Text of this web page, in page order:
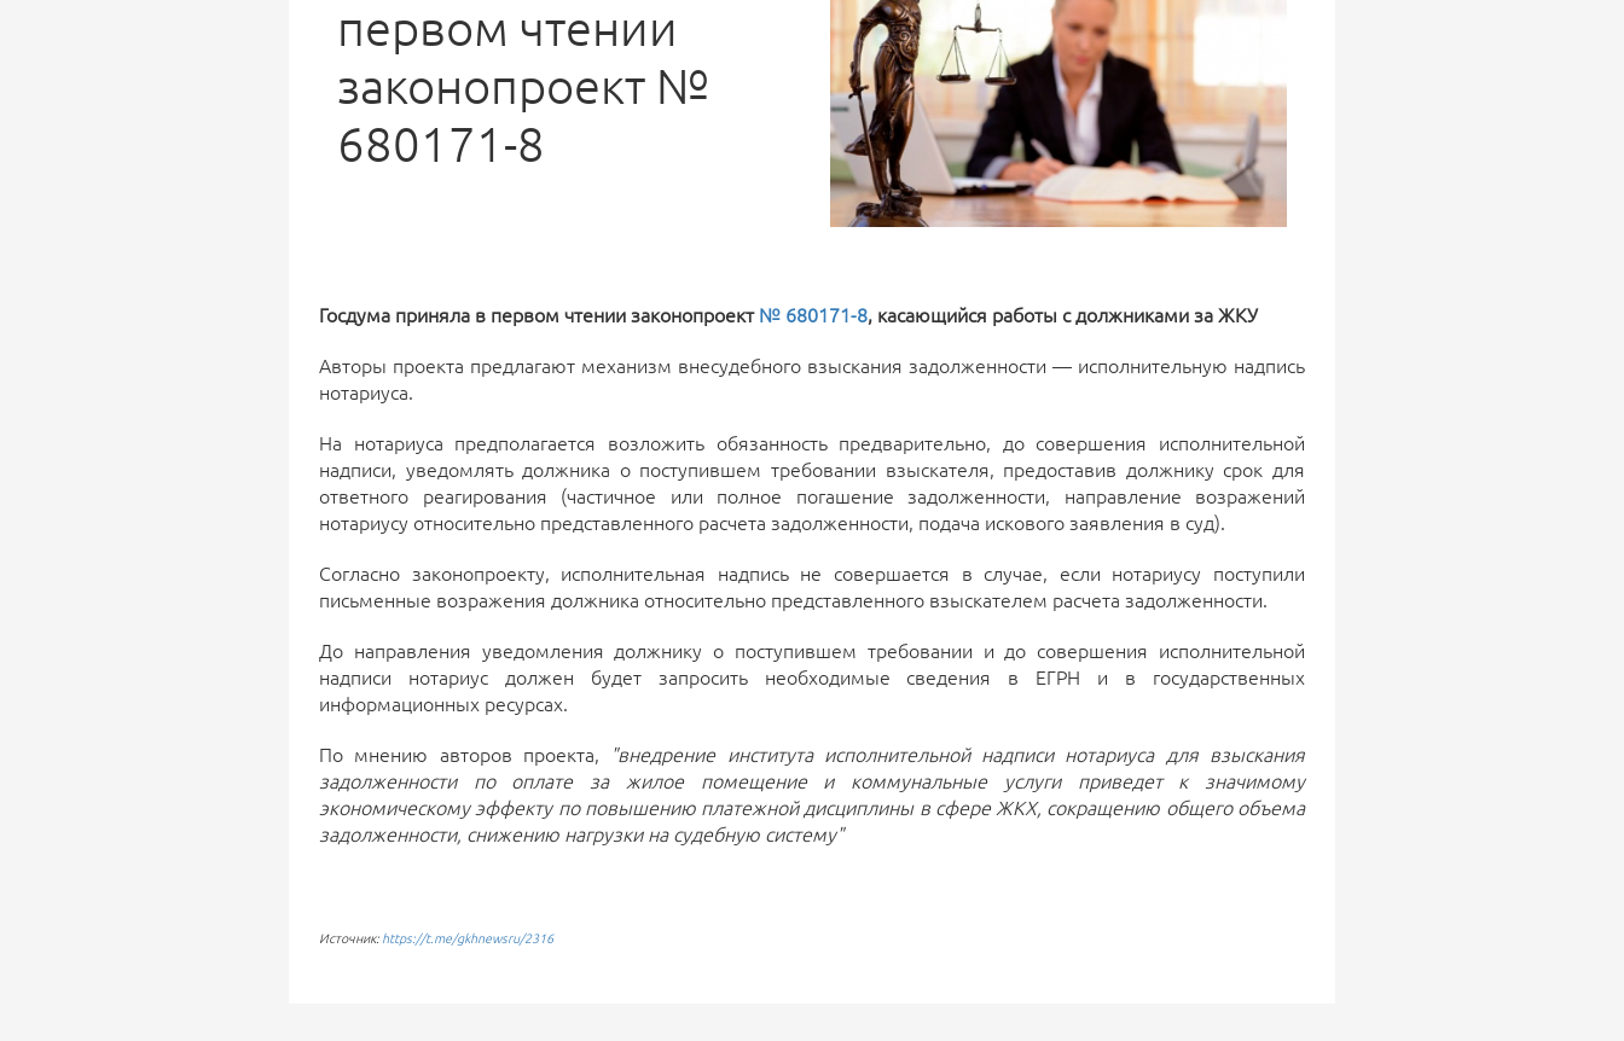
первом чтении
законопроект №
680171-8
Госдума приняла в первом чтении законопроект № 680171-8, касающийся работы с должниками за ЖКУ
Авторы проекта предлагают механизм внесудебного взыскания задолженности — исполнительную надпись
нотариуса.
На нотариуса предполагается возложить обязанность предварительно, до совершения исполнительной
надписи, уведомлять должника о поступившем требовании взыскателя, предоставив должнику срок для
ответного реагирования (частичное или полное погашение задолженности, направление возражений
нотариусу относительно представленного расчета задолженности, подача искового заявления в суд).
Согласно законопроекту, исполнительная надпись не совершается в случае, если нотариусу поступили
письменные возражения должника относительно представленного взыскателем расчета задолженности.
До направления уведомления должнику о поступившем требовании и до совершения исполнительной
надписи нотариус должен будет запросить необходимые сведения в ЕГРН и в государственных
информационных ресурсах.
По мнению авторов проекта,
"внедрение института исполнительной надписи нотариуса для взыскания
задолженности по оплате за жилое помещение и коммунальные услуги приведет к значимому
экономическому эффекту по повышению платежной дисциплины в сфере ЖКХ, сокращению общего объема
задолженности, снижению нагрузки на судебную систему"
Источник: https://t.me/gkhnewsru/2316